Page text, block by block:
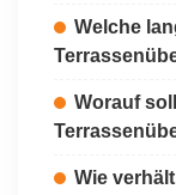
Welche
Worauf
Wie